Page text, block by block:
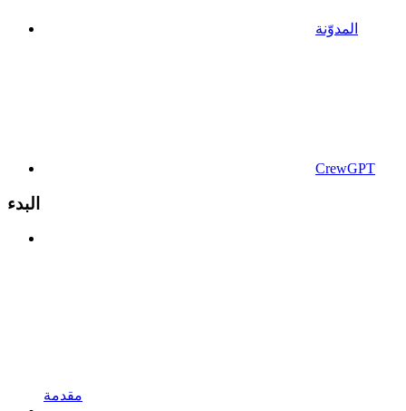
المدوّنة
CrewGPT
البدء
مقدمة